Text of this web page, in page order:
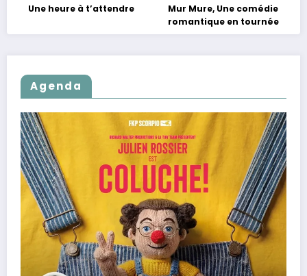
Une heure à t’attendre
Mur Mure, Une comédie
romantique en tournée
Agenda